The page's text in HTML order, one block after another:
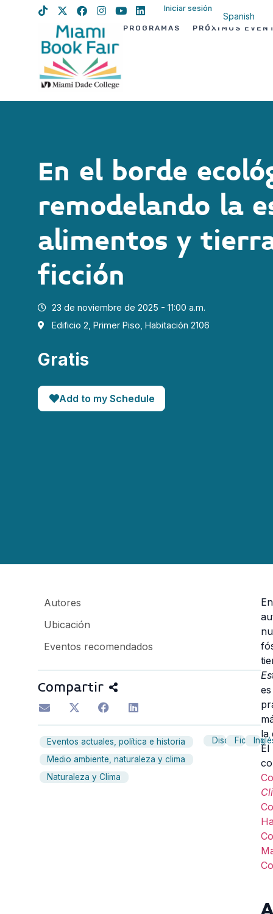
Iniciar sesión
Spanish
PROGRAMAS PRÓXIMOS
En el borde
remodelando la
alimentos y
ficción
23 de noviembre de 2025 - 11:00 a.m.
Edificio 2, Primer Piso, Habitación 2106
Gratis
Add to my Schedule
Autores
Ubicación
Eventos recomendados
Compartir
Eventos actuales, política e historia
Medio ambiente, naturaleza y clima
Naturaleza y Clima
DiscusiónFicción
la
El